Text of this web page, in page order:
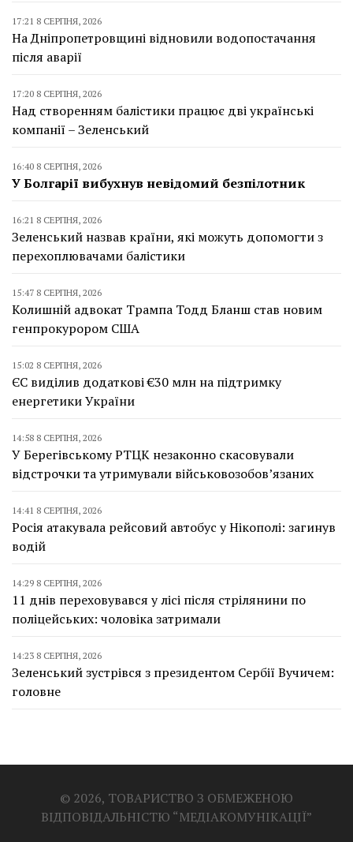
17:21 8 СЕРПНЯ, 2026
На Дніпропетровщині відновили водопостачання
після аварії
17:20 8 СЕРПНЯ, 2026
Над створенням балістики працює дві українські
компанії – Зеленський
16:40 8 СЕРПНЯ, 2026
У Болгарії вибухнув невідомий безпілотник
16:21 8 СЕРПНЯ, 2026
Зеленський назвав країни, які можуть допомогти з
перехоплювачами балістики
15:47 8 СЕРПНЯ, 2026
Колишній адвокат Трампа Тодд Бланш став новим
генпрокурором США
15:02 8 СЕРПНЯ, 2026
ЄС виділив додаткові €30 млн на підтримку
енергетики України
14:58 8 СЕРПНЯ, 2026
У Берегівському РТЦК незаконно скасовували
відстрочки та утримували військовозобов’язаних
14:41 8 СЕРПНЯ, 2026
Росія атакувала рейсовий автобус у Нікополі: загинув
водій
14:29 8 СЕРПНЯ, 2026
11 днів переховувався у лісі після стрілянини по
поліцейських: чоловіка затримали
14:23 8 СЕРПНЯ, 2026
Зеленський зустрівся з президентом Сербії Вучичем:
головне
© 2026, ТОВАРИСТВО З ОБМЕЖЕНОЮ
ВІДПОВІДАЛЬНІСТЮ “МЕДІАКОМУНІКАЦІЇ”